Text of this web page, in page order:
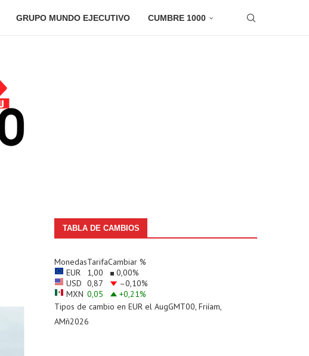
GRUPO MUNDO EJECUTIVO CUMBRE 1000
TABLA DE CAMBIOS
MonedasTarifaCambiar %
EUR
1,00 0,00%
USD 0,87 –0,10%
MXN 0,05 +0,21%
Tipos de cambio en EUR el AugGMT00, Friíam,
AMñ2026